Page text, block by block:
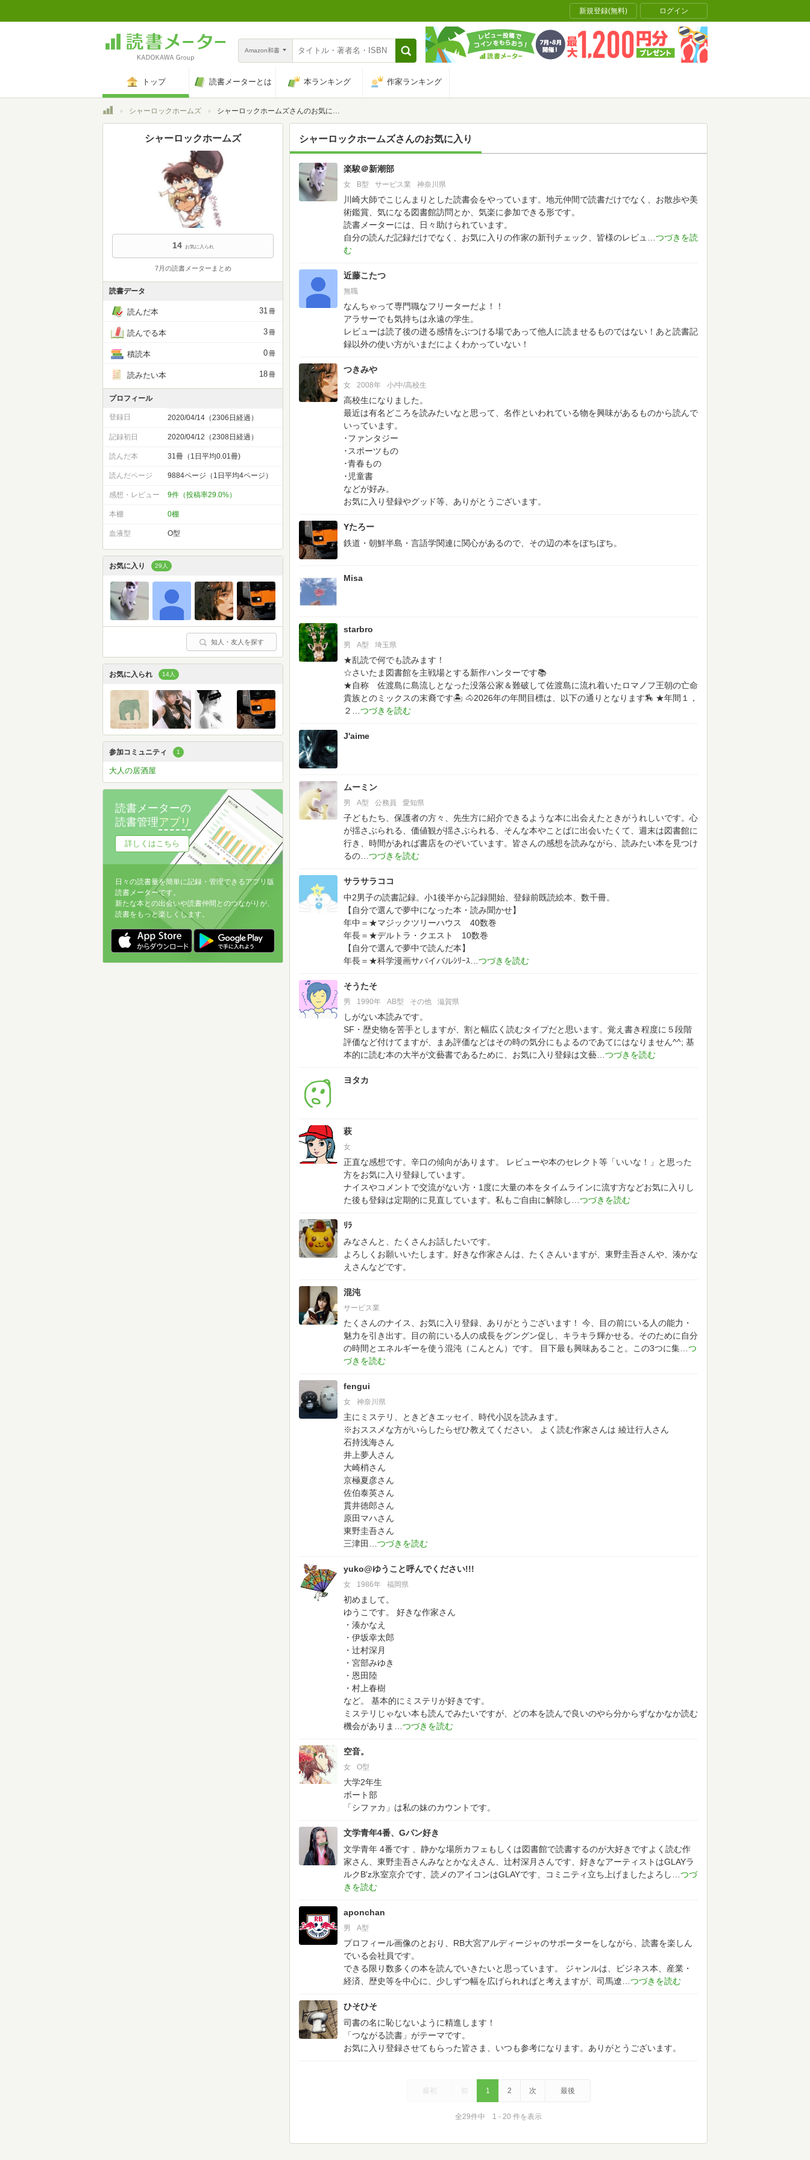
新規登録(無料) ログイン
Amazon和書
トップ 読書メーターとは 本ランキング 作家ランキング
トップシャーロックホームズ シャーロックホームズさんのお気に入り
シャーロックホームズさんのお気に入り
29 楽駿＠新潮部
女 B型 サービス業 神奈川県
川崎大師でこじんまりとした読書会をやっています。地元仲間で読書だけでなく、お散歩や美
術鑑賞、気になる図書館訪問とか、気楽に参加できる形です。
読書メーターには、日々助けられています。
自分の読んだ記録だけでなく、お気に入りの作家の新刊チェック、皆様のレビュ
近藤こたつ
無職
なんちゃって専門職なフリーターだよ！！
アラサーでも気持ちは永遠の学生。
レビューは読了後の迸る感情をぶつける場であって他人に読ませるものではない！あと読書記
録以外の使い方がいまだによくわかっていない！
つきみや
女 2008年 小/中/高校生
高校生になりました。
最近は有名どころを読みたいなと思って、名作といわれている物を興味があるものから読んで
いっています。
･ファンタジー
･スポーツもの
･青春もの
･児童書
などが好み。
お気に入り登録やグッド等、ありがとうございます。
Yたろー
鉄道・朝鮮半島・言語学関連に関心があるので、その辺の本をぼちぼち。
Misa
starbro
男 A型 埼玉県
★乱読で何でも読みます！
☆さいたま図書館を主戦場とする新作ハンターです📚
★自称 佐渡島に島流しとなった没落公家＆難破して佐渡島に流れ着いたロマノフ王朝の亡命
貴族とのミックスの末裔です🏝 🐴2026年の年間目標は、以下の通りとなります🏇 ★年間１，
２
J'aime
ムーミン
男 A型 公務員 愛知県
子どもたち、保護者の方々、先生方に紹介できるような本に出会えたときがうれしいです。心
が揺さぶられる、価値観が揺さぶられる、そんな本やことばに出会いたくて、週末は図書館に
行き、時間があれば書店をのぞいています。皆さんの感想を読みながら、読みたい本を見つけ
るの
サラサラココ
中2男子の読書記録。小1後半から記録開始、登録前既読絵本、数千冊。
【自分で選んで夢中になった本・読み聞かせ】
年中＝★マジックツリーハウス 40数巻
年長＝★デルトラ・クエスト 10数巻
【自分で選んで夢中で読んだ本】
年長＝★科学漫画サバイバルｼﾘｰｽ
そうたそ
男 1990年 AB型 その他 滋賀県
しがない本読みです。
SF・歴史物を苦手としますが、割と幅広く読むタイプだと思います。覚え書き程度に５段階
評価など付けてますが、まあ評価などはその時の気分にもよるのであてにはなりません^^; 基
本的に読む本の大半が文藝書であるために、お気に入り登録は文藝
ヨタカ
萩
女
正直な感想です。辛口の傾向があります。
レビューや本のセレクト等「いいな！」と思った
方をお気に入り登録しています。
ナイスやコメントで交流がない方・1度に大量の本をタイムラインに流す方などお気に入りし
た後も登録は定期的に見直しています。私もご自由に解除し
ﾘﾗ
みなさんと、たくさんお話したいです。
よろしくお願いいたします。好きな作家さんは、たくさんいますが、東野圭吾さんや、湊かな
えさんなどです。
混沌
サービス業
たくさんのナイス、お気に入り登録、ありがとうございます！
今、目の前にいる人の能力・
魅力を引き出す。目の前にいる人の成長をグングン促し、キラキラ輝かせる。そのために自分
の時間とエネルギーを使う混沌（こんとん）です。
目下最も興味あること。この3つに集
fengui
女 神奈川県
主にミステリ、ときどきエッセイ、時代小説を読みます。
※おススメな方がいらしたらぜひ教えてください。
よく読む作家さんは 綾辻行人さん
石持浅海さん
井上夢人さん
大崎梢さん
京極夏彦さん
佐伯泰英さん
貫井徳郎さん
原田マハさん
東野圭吾さん
三津田
yuko@ゆうこと呼んでください!!!
女 1986年 福岡県
初めまして。
ゆうこです。
好きな作家さん
・湊かなえ
・伊坂幸太郎
・辻村深月
・宮部みゆき
・恩田陸
・村上春樹
など。
基本的にミステリが好きです。
ミステリじゃない本も読んでみたいですが、どの本を読んで良いのやら分からずなかなか読む
機会がありま
空音。
女 O型
大学2年生
ボート部
「シファカ」は私の妹のカウントです。
文学青年4番、Gパン好き
文学青年 4番です 、静かな場所カフェもしくは図書館で読書するのが大好きですよく読む作
家さん、東野圭吾さんみなとかなえさん、辻村深月さんです、好きなアーティストはGLAYラ
ルクB'z氷室京介です、読メのアイコンはGLAYです、コミニティ立ち上げましたよろし
aponchan
男 A型
プロフィール画像のとおり、RB大宮アルディージャのサポーターをしながら、読書を楽しん
でいる会社員です。
できる限り数多くの本を読んでいきたいと思っています。
ジャンルは、ビジネス本、産業・
経済、歴史等を中心に、少しずつ幅を広げられればと考えますが、司馬遼
ひそひそ
司書の名に恥じないように精進します！
「つながる読書」がテーマです。
お気に入り登録させてもらった皆さま、いつも参考になります。ありがとうございます。
最初 前 1 2 次 最後
全29件中 1 - 20 件を表示
シャーロックホームズ
14 お気に入られ
7月の読書メーターまとめ
読書データ
読んだ本 31冊
読んでる本 3冊
積読本 0冊
読みたい本 18冊
プロフィール
登録日 2020/04/14（2306日経過）
記録初日 2020/04/12（2308日経過）
読んだ本 31冊（1日平均0.01冊)
読んだページ 9884ページ（1日平均4ページ）
感想・レビュー 9件（投稿率29.0%）
本棚 0棚
血液型 O型
お気に入り 29人
知人・友人を探す
お気に入られ 14人
参加コミュニティ 1
大人の居酒屋
読書メーターの
読書管理アプリ
詳しくはこちら
日々の読書量を簡単に記録・管理できるアプリ版
読書メーターです。
新たな本との出会いや読書仲間とのつながりが、
読書をもっと楽しくします。